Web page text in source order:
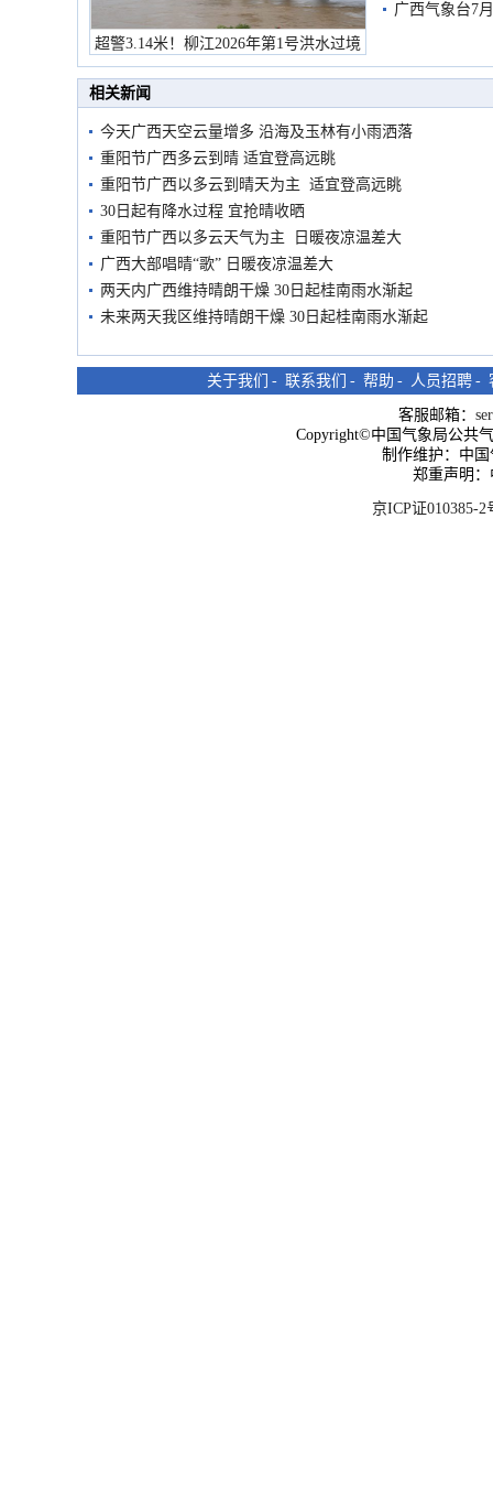
超警3.14米！柳江2026年第1号洪水过境
市民在堤岸见证汛况
预警
广西气象台7
相关新闻
今天广西天空云量增多 沿海及玉林有小雨洒落
重阳节广西多云到晴 适宜登高远眺
重阳节广西以多云到晴天为主 适宜登高远眺
30日起有降水过程 宜抢晴收晒
重阳节广西以多云天气为主 日暖夜凉温差大
广西大部唱晴“歌” 日暖夜凉温差大
两天内广西维持晴朗干燥 30日起桂南雨水渐起
未来两天我区维持晴朗干燥 30日起桂南雨水渐起
关于我们 - 联系我们 - 帮助 - 人员招聘 -
客服邮箱：
Copyright©中国气象局公共
制作维护：中
郑重声明
京ICP证010385-2